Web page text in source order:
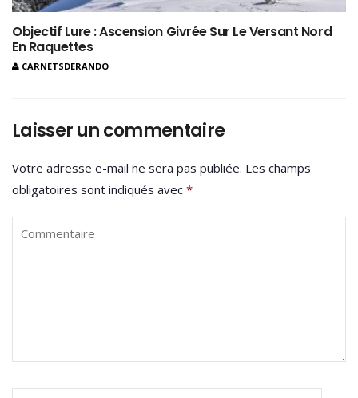
Objectif Lure : Ascension Givrée Sur Le Versant Nord
En Raquettes
CARNETSDERANDO
Laisser un commentaire
Votre adresse e-mail ne sera pas publiée. Les champs
obligatoires sont indiqués avec *